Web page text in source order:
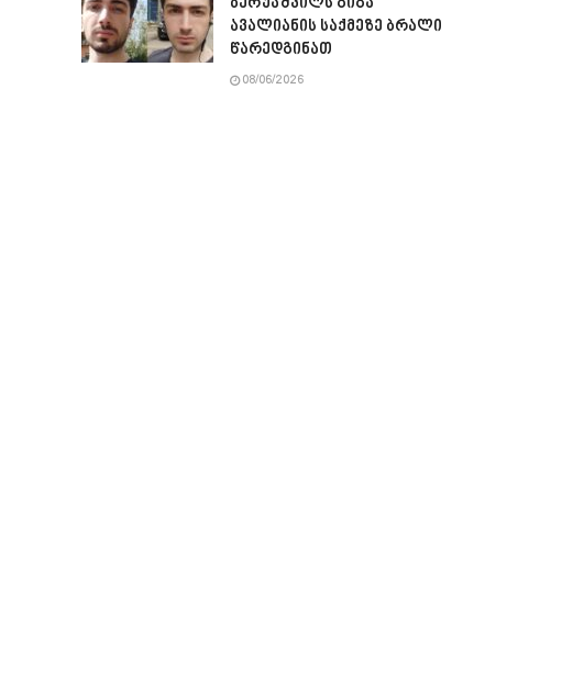
ავალიანის საქმეზე ბრალი
წარედგინათ
08/06/2026